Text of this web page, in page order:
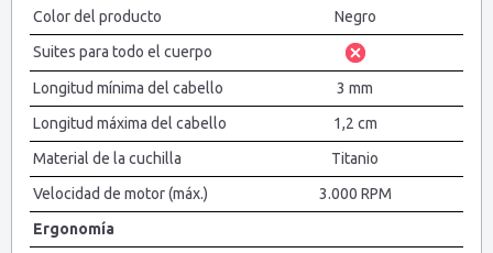
Color del producto
Negro
Suites para todo el cuerpo
Longitud mínima del cabello
3 mm
Longitud máxima del cabello
1,2 cm
Material de la cuchilla
Titanio
Velocidad de motor (máx.)
3.000 RPM
Ergonomía